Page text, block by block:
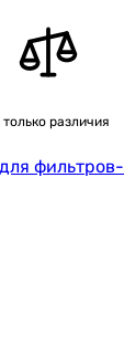
различия